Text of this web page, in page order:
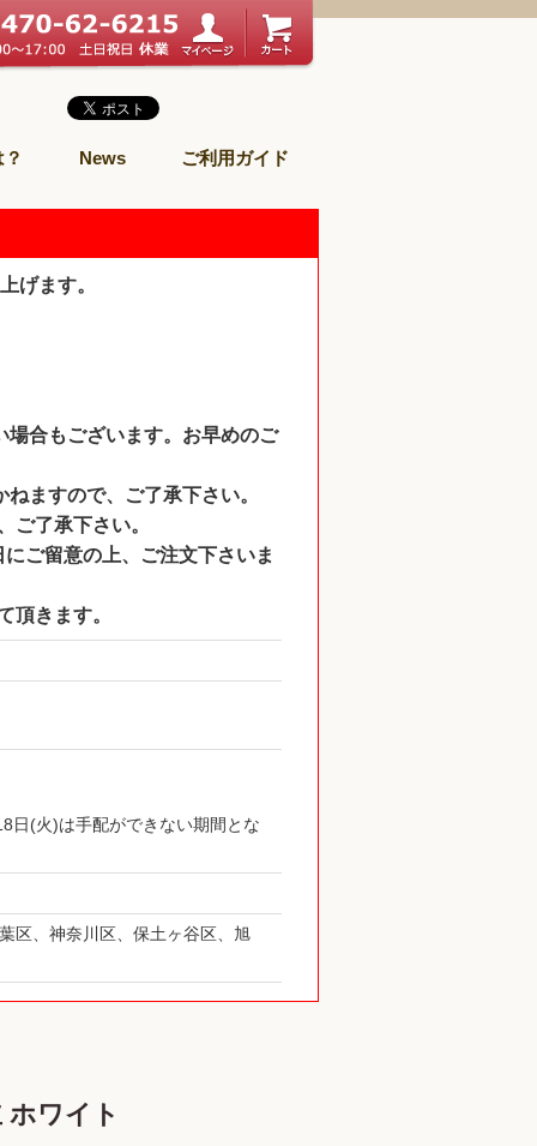
News ご利用ガイド
げます。
場合もございます。お早めのご
ますので、ご了承下さい。
ご了承下さい。
ご留意の上、ご注文下さいま
頂きます。
日(火)は手配ができない期間とな
区、神奈川区、保土ヶ谷区、旭
ホワイト